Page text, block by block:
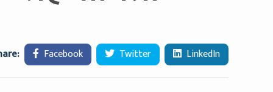
Facebook Twitter LinkedIn